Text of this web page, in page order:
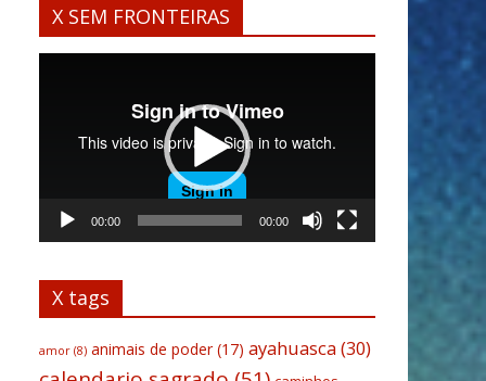
X SEM FRONTEIRAS
00:00 00:00
X tags
amor (8) animais de poder(17) ayahuasca(30)